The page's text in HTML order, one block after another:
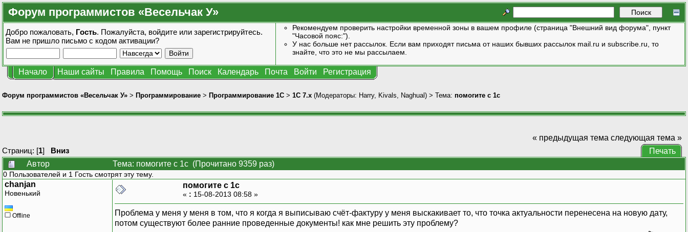
Форум программистов «Весельчак У»
Добро пожаловать, Гость. Пожалуйста, войдите или зарегистрируйтесь.
Вам не пришло письмо с кодом активации?
Рекомендуем проверить настройки временной зоны в вашем профиле (страница "Внешний вид форума", пункт
"Часовой пояс:").
У нас больше нет рассылок. Если вам приходят письма от наших бывших рассылок mail.ru и subscribe.ru, то
знайте, что это не мы рассылаем.
Начало Наши сайты Правила Помощь Поиск Календарь Почта Войти Регистрация
Форум программистов «Весельчак У» > Программирование > Программирование 1С > 1С 7.x (Модераторы: Harry, Kivals Naghual) > Тема: помогите с 1с
Страниц: [1] Вниз
« предыдущая тема следующая тема »
Печать
Автор
Тема: помогите с 1с (Прочитано 9359 раз)
0 Пользователей и 1 Гость смотрят эту тему.
chanjan
Новенький
Offline
помогите с 1с
« : 15-08-2013 08:58 »
Проблема у меня у меня в том, что я когда я выписываю счёт-фактуру у меня выскакивает то, что точка актуальности перенесена на новую дату,
потом существуют более ранние проведенные документы! как мне решить эту проблему?